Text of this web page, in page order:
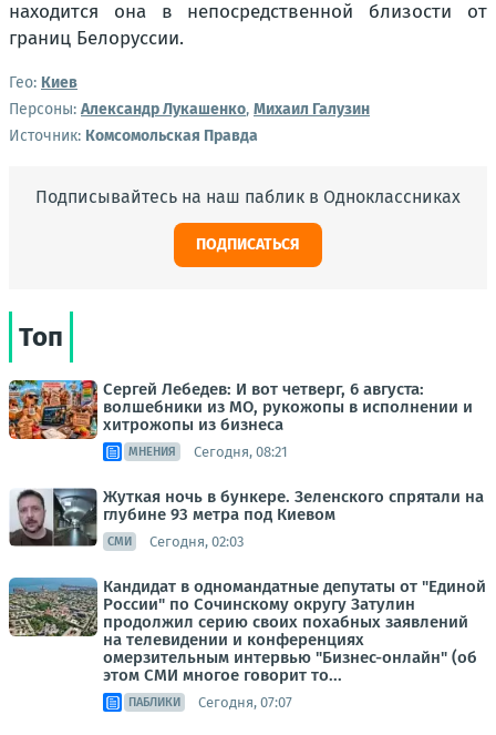
находится она в непосредственной близости от
границ Белоруссии.
Гео: Киев
Персоны: Александр Лукашенко, Михаил Галузин
Источник: Комсомольская Правда
Подписывайтесь на наш паблик в Одноклассниках
ПОДПИСАТЬСЯ
Топ
Сергей Лебедев: И вот четверг, 6 августа:
волшебники из МО, рукожопы в исполнении и
хитрожопы из бизнеса
МНЕНИЯ Сегодня, 08:21
Жуткая ночь в бункере. Зеленского спрятали на
глубине 93 метра под Киевом
СМИ Сегодня, 02:03
Кандидат в одномандатные депутаты от "Единой
России" по Сочинскому округу Затулин
продолжил серию своих похабных заявлений
на телевидении и конференциях
омерзительным интервью "Бизнес-онлайн" (об
этом СМИ многое говорит то...
ПАБЛИКИ Сегодня, 07:07